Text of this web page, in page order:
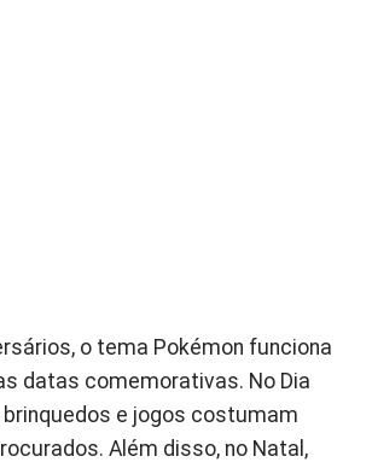
o tema Pokémon funciona
datas comemorativas. No Dia
brinquedos e jogos costumam
Além disso, no Natal,